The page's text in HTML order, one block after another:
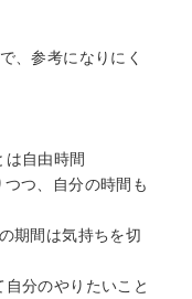
、参考になりにく
は自由時間
つ、自分の時間も
期間は気持ちを切
自分のやりたいこと